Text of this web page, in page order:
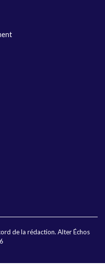
de la rédaction. Alter Échos